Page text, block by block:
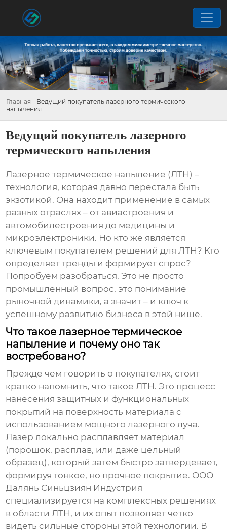
Главная - Ведущий покупатель лазерного термического
напыления
Ведущий покупатель лазерного
термического напыления
Лазерное термическое напыление (ЛТН) –
технология, которая давно перестала быть
экзотикой. Она находит применение в самых
разных отраслях – от авиастроения и
автомобилестроения до медицины и
микроэлектроники. Но кто же является
ключевым покупателем решений для ЛТН? Кто
определяет тренды и формирует спрос?
Попробуем разобраться. Это не просто
промышленный вопрос, это понимание
рыночной динамики, а значит – и ключ к
успешному развитию бизнеса в этой нише.
Что такое лазерное термическое
напыление и почему оно так
востребовано?
Прежде чем говорить о покупателях, стоит
кратко напомнить, что такое ЛТН. Это процесс
нанесения защитных и функциональных
покрытий на поверхность материала с
использованием мощного лазерного луча.
Лазер локально расплавляет материал
(порошок, расплав, или даже цельный
образец), который затем быстро затвердевает,
формируя тонкое, но прочное покрытие. ООО
Далянь Синьцзиян Индустрия
специализируется на комплексных решениях
в области ЛТН, и их опыт позволяет четко
видеть сильные стороны этой технологии. В